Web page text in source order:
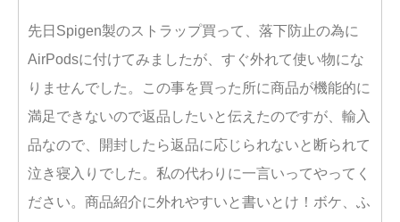
先日Spigen製のストラップ買って、落下防止の為に
AirPodsに付けてみましたが、すぐ外れて使い物にな
りませんでした。この事を買った所に商品が機能的に
満足できないので返品したいと伝えたのですが、輸入
品なので、開封したら返品に応じられないと断られて
泣き寝入りでした。私の代わりに一言いってやってく
ださい。商品紹介に外れやすいと書いとけ！ボケ、ふ